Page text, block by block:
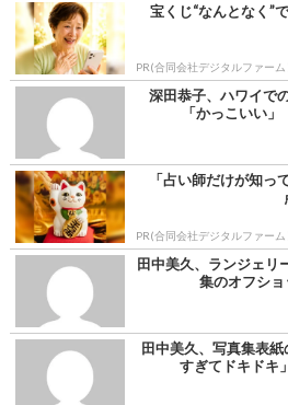
宝くじ“なんとなく”
PR(合同会社デジタルファーム
深田恭子、ハワイで
「かっこいい
「占い師だけが知っ
PR(合同会社デジタルファーム
田中美久、ランジェリ
集のオフシ
田中美久、写真集表
すぎてドキドキ